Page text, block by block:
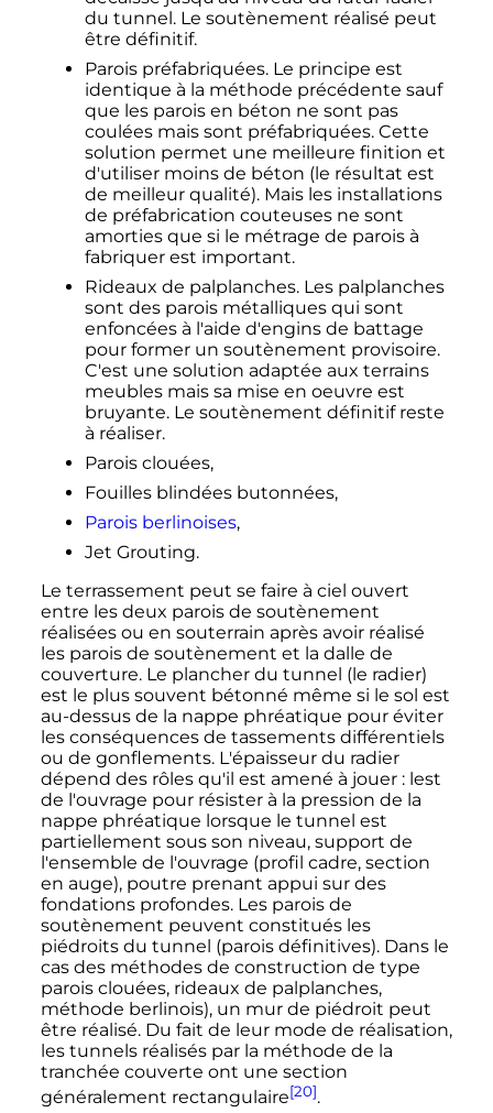
du tunnel. Le soutènement réalisé peut
être définitif.
Parois préfabriquées. Le principe est
identique à la méthode précédente sauf
que les parois en béton ne sont pas
coulées mais sont préfabriquées. Cette
solution permet une meilleure finition et
d'utiliser moins de béton (le résultat est
de meilleur qualité). Mais les installations
de préfabrication couteuses ne sont
amorties que si le métrage de parois à
fabriquer est important.
Rideaux de palplanches. Les palplanches
sont des parois métalliques qui sont
enfoncées à l'aide d'engins de battage
pour former un soutènement provisoire.
C'est une solution adaptée aux terrains
meubles mais sa mise en oeuvre est
bruyante. Le soutènement définitif reste
à réaliser.
Parois clouées,
Fouilles blindées butonnées,
Parois berlinoises,
Jet Grouting.
Le terrassement peut se faire à ciel ouvert
entre les deux parois de soutènement
réalisées ou en souterrain après avoir réalisé
les parois de soutènement et la dalle de
couverture. Le plancher du tunnel (le radier)
est le plus souvent bétonné même si le sol est
au-dessus de la nappe phréatique pour éviter
les conséquences de tassements différentiels
ou de gonflements. L'épaisseur du radier
dépend des rôles qu'il est amené à jouer : lest
de l'ouvrage pour résister à la pression de la
nappe phréatique lorsque le tunnel est
partiellement sous son niveau, support de
l'ensemble de l'ouvrage (profil cadre, section
en auge), poutre prenant appui sur des
fondations profondes. Les parois de
soutènement peuvent constitués les
piédroits du tunnel (parois définitives). Dans le
cas des méthodes de construction de type
parois clouées, rideaux de palplanches,
méthode berlinois), un mur de piédroit peut
être réalisé. Du fait de leur mode de réalisation,
les tunnels réalisés par la méthode de la
tranchée couverte ont une section
généralement rectangulaire[20].